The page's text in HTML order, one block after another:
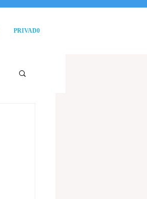
PRIVAD0